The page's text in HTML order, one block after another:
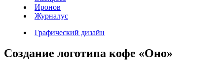
Иронов
Журналус
Графический дизайн
Создание логотипа кофе «Оно»